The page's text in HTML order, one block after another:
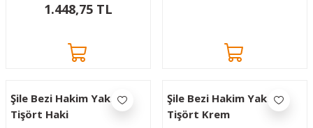
1.448,75 TL
Şile Bezi Hakim Yaka
Tişört Haki
Şile Bezi Hakim Yaka
Tişört Krem